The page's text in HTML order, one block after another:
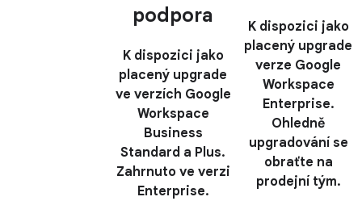
podpora
K dispozici jako
placený upgrade
ve verzích Google
Workspace
Business
Standard a Plus.
Zahrnuto ve verzi
Enterprise.
K dispozici jako
placený upgrade
verze Google
Workspace
Enterprise.
Ohledně
upgradování se
obraťte na
prodejní tým.